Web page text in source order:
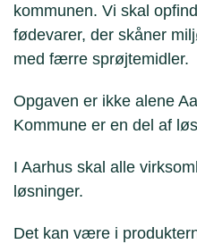
kommunen. Vi skal
fødevarer, der skåner
med færre sprøjtemidler.
Opgaven er ikke alene
Kommune er en del af
I Aarhus skal alle
løsninger.
Det kan være i